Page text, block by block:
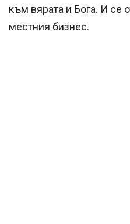
към вярата и Бога. И се
местния бизнес.